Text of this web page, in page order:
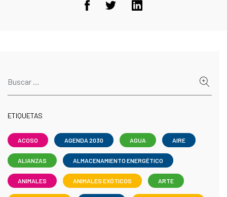
ETIQUETAS
ACOSO AGENDA 2030 AGUA AIRE
ALIANZAS ALMACENAMIENTO ENERGÉTICO
ANIMALES ANIMALES EXÓTICOS ARTE